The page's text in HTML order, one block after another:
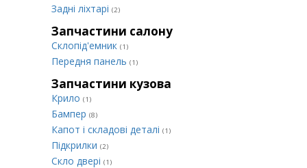
Задні ліхтарі (2)
Запчастини салону
Склопід'емник (1)
Передня панель (1)
Запчастини кузова
Крило (1)
Бампер (8)
Капот і складові деталі (1)
Підкрилки (2)
Скло двері (1)